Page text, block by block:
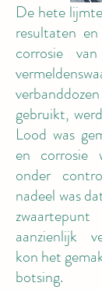
De hete
resultaten
corrosie
gebruikt,
Lood was
en corrosie
onder
nadeel was
aanzienlijk
kon het
botsing.